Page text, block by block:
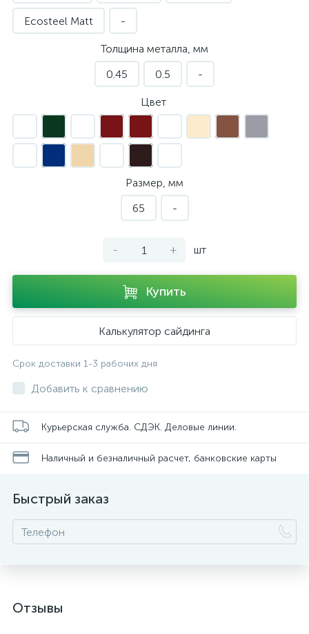
Ecosteel Matt -
Толщина металла, мм
0.45
0.5 -
Цвет
Размер, мм
65
-
- + шт
Купить
Калькулятор сайдинга
Срок доставки 1-3 рабочих дня
Добавить к сравнению
Курьерская служба. СДЭК. Деловые линии.
Наличный и безналичный расчет, банковские карты
Быстрый заказ
Отзывы